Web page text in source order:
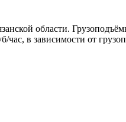
области.
в зависимости от